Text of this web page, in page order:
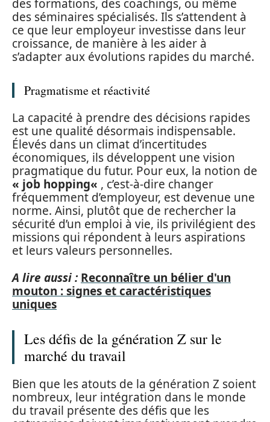
des formations, des coachings, ou même
des séminaires spécialisés. Ils s’attendent à
ce que leur employeur investisse dans leur
croissance, de manière à les aider à
s’adapter aux évolutions rapides du marché.
Pragmatisme et réactivité
La capacité à prendre des décisions rapides
est une qualité désormais indispensable.
Élevés dans un climat d’incertitudes
économiques, ils développent une vision
pragmatique du futur. Pour eux, la notion de
« job hopping« , c’est-à-dire changer
fréquemment d’employeur, est devenue une
norme. Ainsi, plutôt que de rechercher la
sécurité d’un emploi à vie, ils privilégient des
missions qui répondent à leurs aspirations
et leurs valeurs personnelles.
A lire aussi : Reconnaître un bélier d'un
mouton : signes et caractéristiques
uniques
Les défis de la génération Z sur le
marché du travail
Bien que les atouts de la génération Z soient
nombreux, leur intégration dans le monde
du travail présente des défis que les